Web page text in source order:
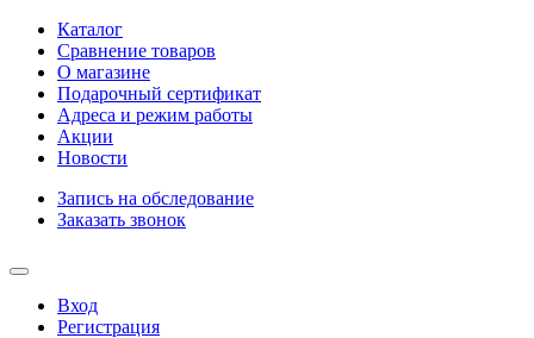
Каталог
Сравнение товаров
О магазине
Подарочный сертификат
Адреса и режим работы
Акции
Новости
Запись на обследование
Заказать звонок
Вход
Регистрация